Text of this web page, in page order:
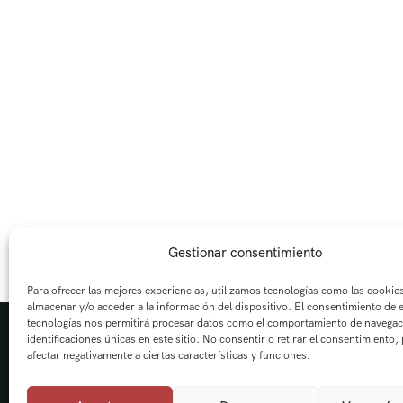
Gestionar consentimiento
Para ofrecer las mejores experiencias, utilizamos tecnologías como las
almacenar y/o acceder a la información del dispositivo. El consentimiento de
tecnologías nos permitirá procesar datos como el comportamiento de
identificaciones únicas en este sitio. No consentir o retirar el consentimiento,
afectar negativamente a ciertas características y funciones.